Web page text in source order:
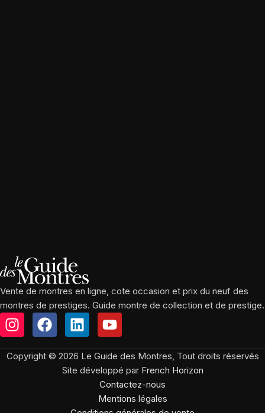
Vente de montres en ligne, cote occasion et prix du neuf des
montres de prestiges. Guide montre de collection et de prestige.
Copyright © 2026 Le Guide des Montres, Tout droits réservés
Site développé par French Horizon
Contactez-nous
Mentions légales